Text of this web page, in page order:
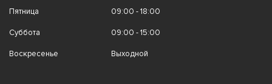
Пятница 09:00 - 18:00
Суббота 09:00 - 15:00
Воскресенье Выходной